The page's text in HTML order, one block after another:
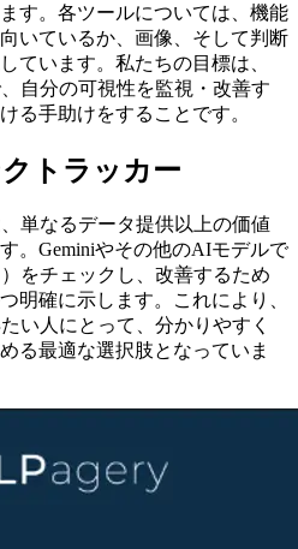
す。各ツールについては、機能
いているか、画像、そして判断
ています。私たちの目標は、
自分の可視性を監視・改善す
る手助けをすることです。
トラッカー
、単なるデータ提供以上の価値
。Geminiやその他のAIモデルで
をチェックし、改善するため
明確に示します。これにより、
い人にとって、分かりやすく
る最適な選択肢となっていま